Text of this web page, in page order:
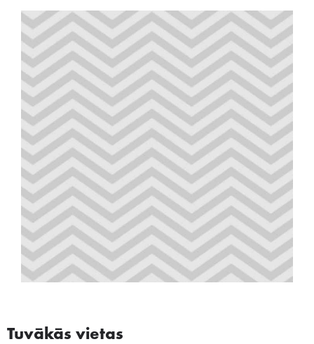
Tuvākās vietas